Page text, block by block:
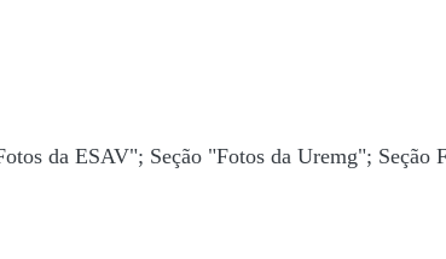
da ESAV"; Seção "Fotos da Uremg";